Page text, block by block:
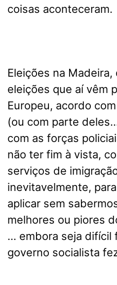
coisas aconteceram.
Eleições na Madeira,
eleições que aí vêm
Europeu, acordo
(ou com parte
com as forças
não ter fim à vista,
serviços de
inevitavelmente,
aplicar sem
melhores ou piores
… embora seja difícil
governo socialista